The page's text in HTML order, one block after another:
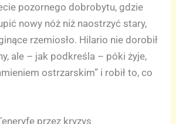
pozornego dobrobytu, gdzie
nowy nóż niż naostrzyć stary,
rzemiosło. Hilario nie dorobił
ale – jak podkreśla – póki żyje,
ostrzarskim” i robił to, co
przez kryzys